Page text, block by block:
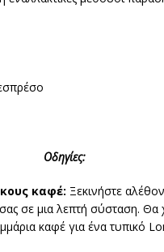
Οδηγίες:
καφέ: Ξεκινήστε
σε μια λεπτή σύσταση. Θα
καφέ για ένα τυπικό